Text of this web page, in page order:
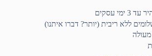
עסקים